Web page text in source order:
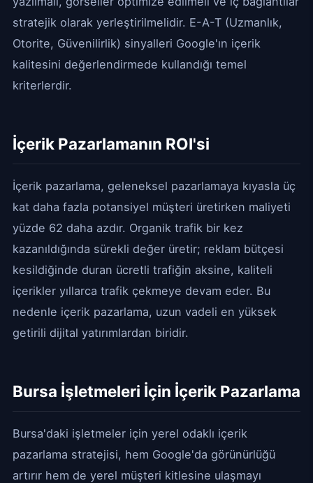
stratejik olarak yerleştirilmelidir. E-A-T (Uzmanlık,
Otorite, Güvenilirlik) sinyalleri Google'ın içerik
kalitesini değerlendirmede kullandığı temel
kriterlerdir.
İçerik Pazarlamanın ROI'si
İçerik pazarlama, geleneksel pazarlamaya kıyasla üç
kat daha fazla potansiyel müşteri üretirken maliyeti
yüzde 62 daha azdır. Organik trafik bir kez
kazanıldığında sürekli değer üretir; reklam bütçesi
kesildiğinde duran ücretli trafiğin aksine, kaliteli
içerikler yıllarca trafik çekmeye devam eder. Bu
nedenle içerik pazarlama, uzun vadeli en yüksek
getirili dijital yatırımlardan biridir.
Bursa İşletmeleri İçin İçerik Pazarlama
Bursa'daki işletmeler için yerel odaklı içerik
pazarlama stratejisi, hem Google'da görünürlüğü
artırır hem de yerel müşteri kitlesine ulaşmayı